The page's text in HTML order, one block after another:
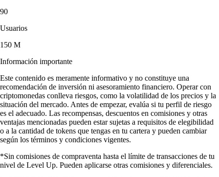
90
Usuarios
150 M
Información importante
Este contenido es meramente informativo y no constituye una
recomendación de inversión ni asesoramiento financiero. Operar con
criptomonedas conlleva riesgos, como la volatilidad de los precios y la
situación del mercado. Antes de empezar, evalúa si tu perfil de riesgo
es el adecuado. Las recompensas, descuentos en comisiones y otras
ventajas mencionadas pueden estar sujetas a requisitos de elegibilidad
o a la cantidad de tokens que tengas en tu cartera y pueden cambiar
según los términos y condiciones vigentes.
*Sin comisiones de compraventa hasta el límite de transacciones de tu
nivel de Level Up. Pueden aplicarse otras comisiones y diferenciales.